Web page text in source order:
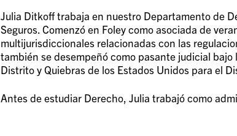
Julia Ditkoff trabaja en nuestro Departamento de
Seguros. Comenzó en Foley como asociada de
multijurisdiccionales relacionadas con las
también se desempeñó como pasante judicial
Distrito y Quiebras de los Estados Unidos para el
Antes de estudiar Derecho, Julia trabajó como